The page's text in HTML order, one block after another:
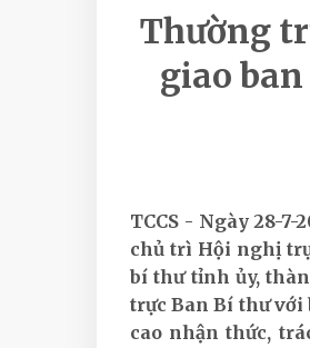
Thường
giao
TCCS - Ngày 28-
chủ trì Hội nghị
bí thư tỉnh ủy,
trực Ban Bí thư với
cao nhận thức,